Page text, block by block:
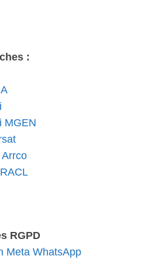
:
MGEN
RGPD
Meta WhatsApp